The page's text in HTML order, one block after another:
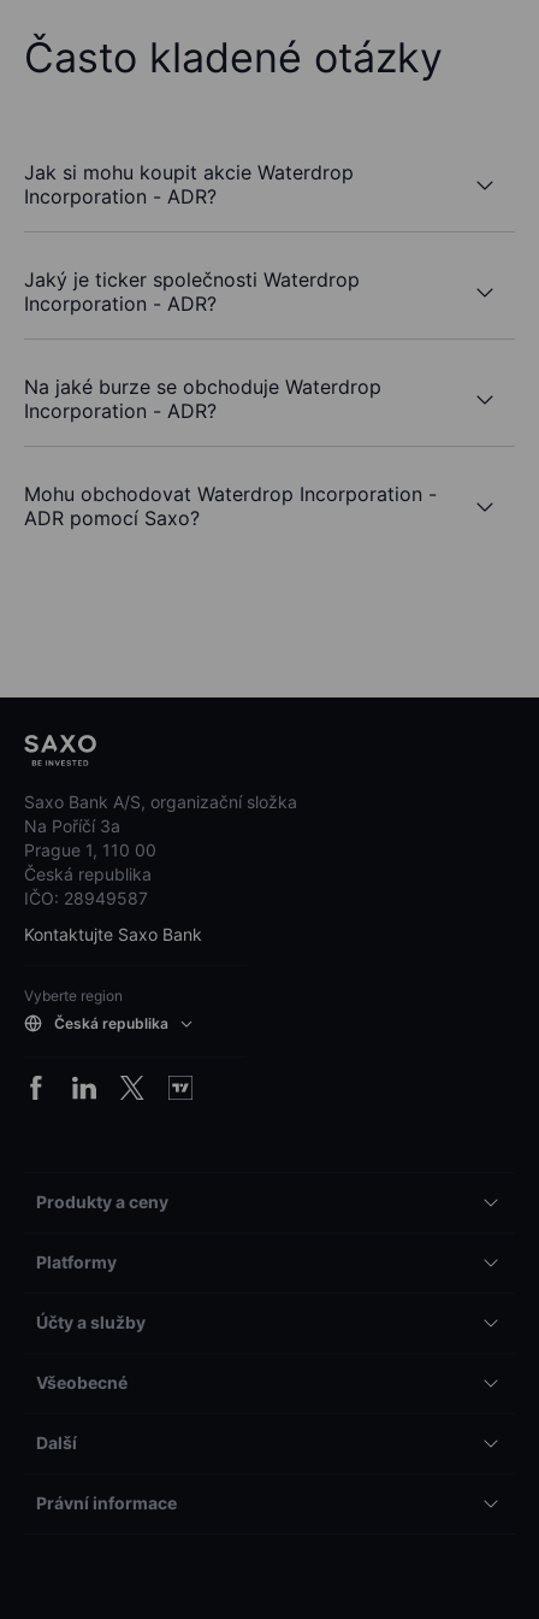
Často kladené otázky
Jak si mohu koupit akcie Waterdrop
Incorporation - ADR?
Jaký je ticker společnosti Waterdrop
Incorporation - ADR?
Na jaké burze se obchoduje Waterdrop
Incorporation - ADR?
Mohu obchodovat Waterdrop Incorporation -
ADR pomocí Saxo?
Saxo Bank A/S, organizační složka
Na Poříčí 3a
Prague 1, 110 00
Česká republika
IČO: 28949587
Kontaktujte Saxo Bank
Vyberte region
Česká republika
Produkty a ceny
Platformy
Účty a služby
Všeobecné
Další
Právní informace